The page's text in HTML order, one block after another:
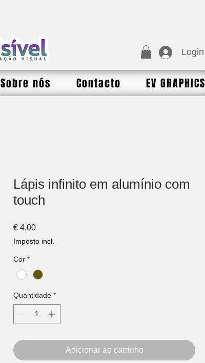
Login
Sobre nós Contacto EV GRAPHICS
Lápis infinito em alumínio com
touch
€ 4,00Preço
Imposto incl.
Cor *
Quantidade *
Adicionar ao carrinho